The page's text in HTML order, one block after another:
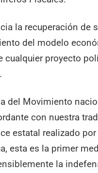
la recuperación de
del modelo
cualquier proyecto
del Movimiento
con nuestra
estatal realizado
esta es la primer
la